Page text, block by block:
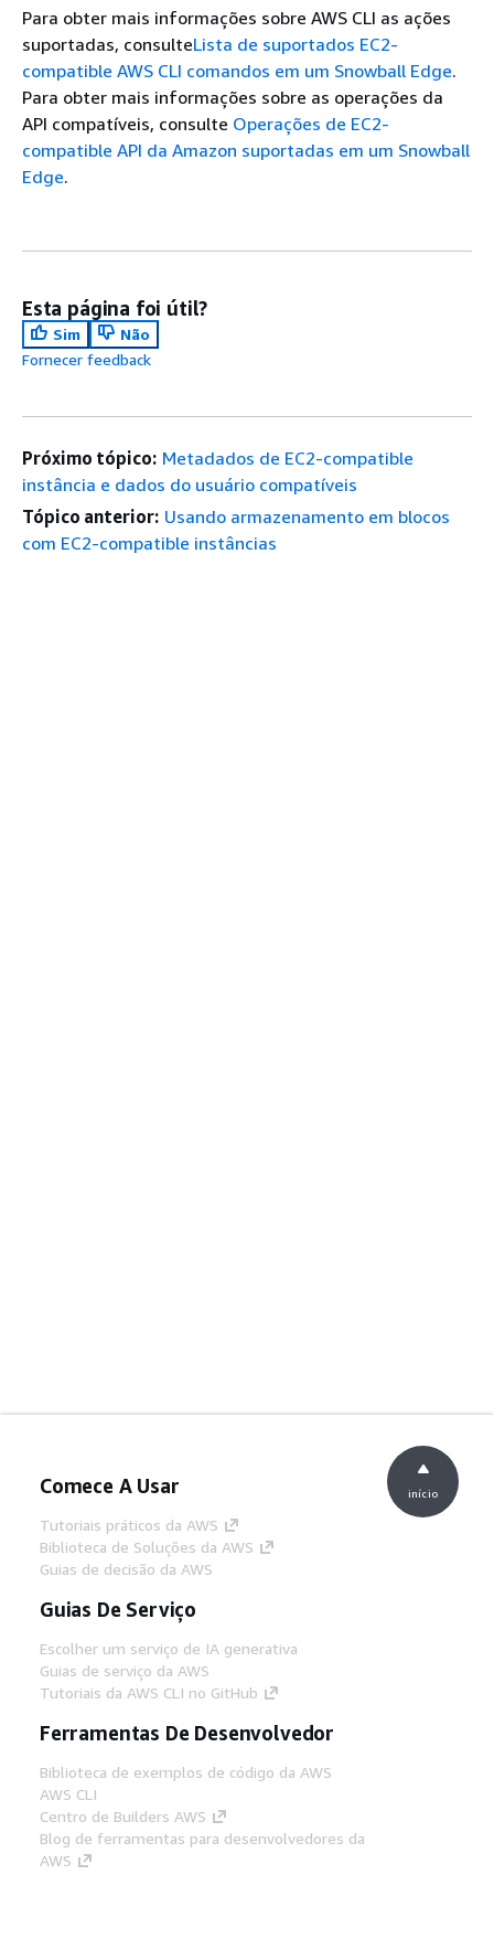
Para obter mais informações sobre AWS CLI as ações
suportadas, consulteLista de suportados EC2-
compatible AWS CLI comandos em um Snowball Edge.
Para obter mais informações sobre as operações da
API compatíveis, consulte Operações de EC2-
compatible API da Amazon suportadas em um Snowball
Edge.
Esta página foi útil?
Sim
Não
Fornecer feedback
Próximo tópico: Metadados de EC2-compatible
instância e dados do usuário compatíveis
Tópico anterior: Usando armazenamento em blocos
com EC2-compatible instâncias
Comece A Usar
Tutoriais práticos da AWS
Biblioteca de Soluções da AWS
Guias de decisão da AWS
Guias De Serviço
Escolher um serviço de IA generativa
Guias de serviço da AWS
Tutoriais da AWS CLI no GitHub
Ferramentas De Desenvolvedor
Biblioteca de exemplos de código da AWS
AWS CLI
Centro de Builders AWS
Blog de ferramentas para desenvolvedores da
AWS
início